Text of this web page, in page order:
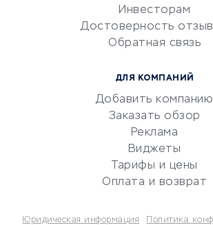
документооборот
Юридические компании
Бухгалтерия онлайн
Инвесторам
Достоверность
Обратная связь
ДЛЯ КОМПАНИЙ
Добавить компанию
Заказать обзор
Реклама
Виджеты
Тарифы и цены
Оплата и возврат
Юридическая информация Политика